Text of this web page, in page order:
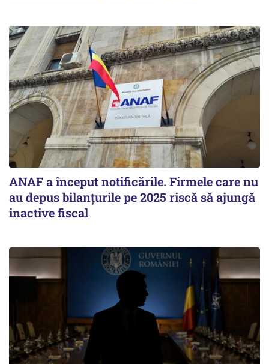
ANAF a început notificările. Firmele care nu
au depus bilanțurile pe 2025 riscă să ajungă
inactive fiscal